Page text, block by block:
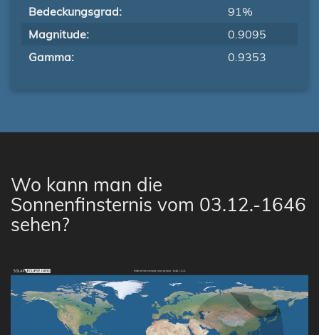
Bedeckungsgrad:
91%
Magnitude:
0.9095
Gamma:
0.9353
Wo kann man die
Sonnenfinsternis vom 03.12.-1646
sehen?